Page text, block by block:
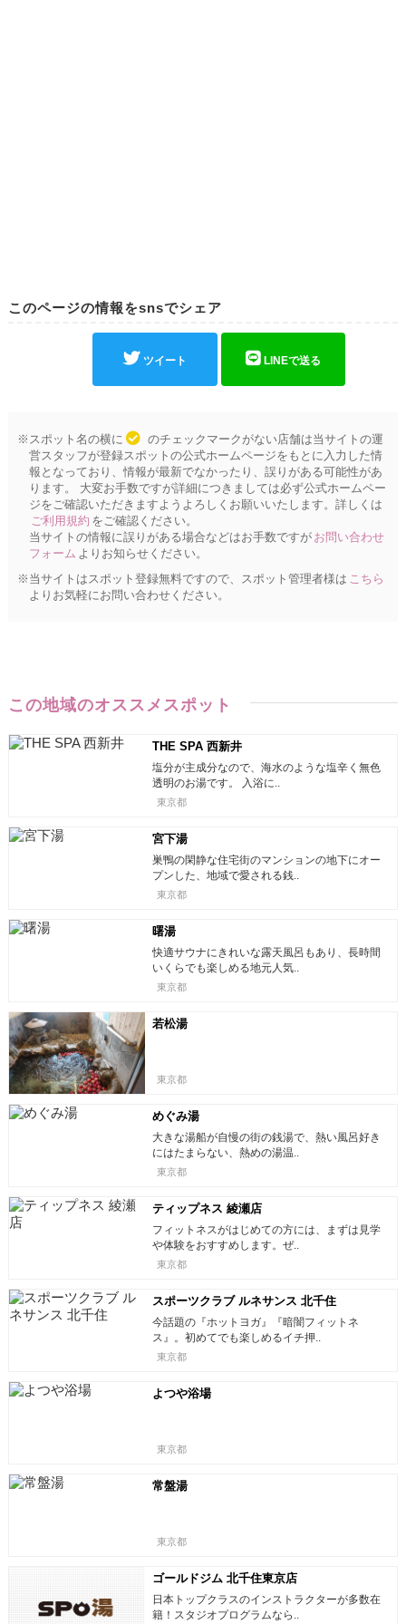
このページの情報をsnsでシェア
ツイート LINEで送る
※スポット名の横に
のチェックマークがない店舗は当サイトの運
営スタッフが登録スポットの公式ホームページをもとに入力した情
報となっており、情報が最新でなかったり、誤りがある可能性があ
ります。 大変お手数ですが詳細につきましては必ず公式ホームペー
ジをご確認いただきますようよろしくお願いいたします。詳しくは
ご利用規約 をご確認ください。
当サイトの情報に誤りがある場合などはお手数ですが お問い合わせ
フォーム よりお知らせください。
※当サイトはスポット登録無料ですので、スポット管理者様は こちら
よりお気軽にお問い合わせください。
この地域のオススメスポット
THE SPA 西新井
塩分が主成分なので、海水のような塩辛く無色
透明のお湯です。 入浴に..
東京都
宮下湯
巣鴨の閑静な住宅街のマンションの地下にオー
プンした、地域で愛される銭..
東京都
曙湯
快適サウナにきれいな露天風呂もあり、長時間
いくらでも楽しめる地元人気..
東京都
若松湯
東京都
めぐみ湯
大きな湯船が自慢の街の銭湯で、熱い風呂好き
にはたまらない、熱めの湯温..
東京都
ティップネス 綾瀬店
フィットネスがはじめての方には、まずは見学
や体験をおすすめします。ぜ..
東京都
スポーツクラブ ルネサンス 北千住
今話題の『ホットヨガ』『暗闇フィットネ
ス』。初めてでも楽しめるイチ押..
東京都
よつや浴場
東京都
常盤湯
東京都
ゴールドジム 北千住東京店
日本トップクラスのインストラクターが多数在
籍！スタジオプログラムなら..